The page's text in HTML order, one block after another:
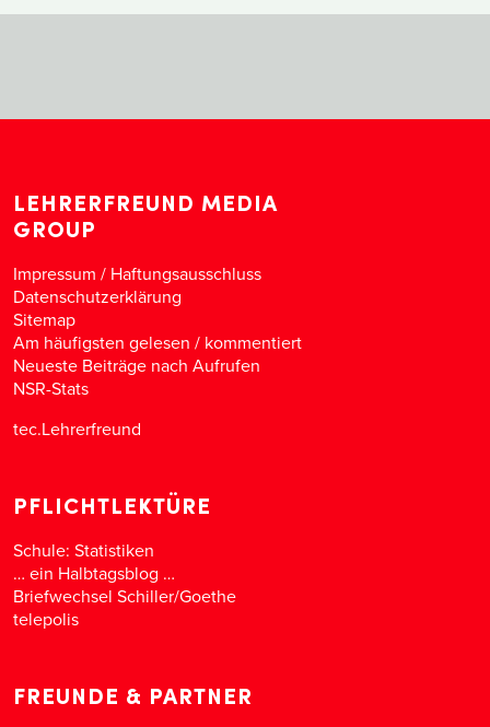
LEHRERFREUND MEDIA
GROUP
Impressum / Haftungsausschluss
Datenschutzerklärung
Sitemap
Am häufigsten gelesen / kommentiert
Neueste Beiträge nach Aufrufen
NSR-Stats
tec.Lehrerfreund
PFLICHTLEKTÜRE
Schule: Statistiken
… ein Halbtagsblog …
Briefwechsel Schiller/Goethe
telepolis
FREUNDE & PARTNER